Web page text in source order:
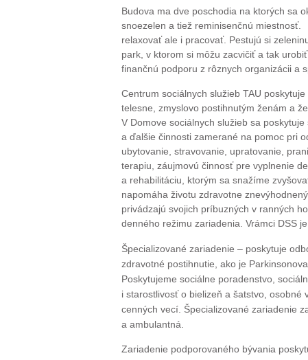
Budova ma dve poschodia na ktorých sa
snoezelen a tiež reminisenčnú
relaxovať ale i pracovať. Pestujú si
park, v ktorom si môžu zacvičiť a tak
finančnú podporu z rôznych organizácii a
Centrum sociálnych služieb TAU
telesne, zmyslovo postihnutým ženám a
V Domove sociálnych služieb sa
a ďalšie činnosti zamerané na pomoc pri
ubytovanie, stravovanie, upratovanie,
terapiu, záujmovú činnosť pre vyplnenie
a rehabilitáciu, ktorým sa snažíme
napomáha životu zdravotne
privádzajú svojich príbuzných v ranných
denného režimu zariadenia. Vrámci DSS
Špecializované zariadenie – poskytuje
zdravotné postihnutie, ako je
Poskytujeme sociálne poradenstvo,
i starostlivosť o bielizeň a šatstvo, osobné
cenných vecí. Špecializované zariadenie
a ambulantná.
Zariadenie podporovaného bývania